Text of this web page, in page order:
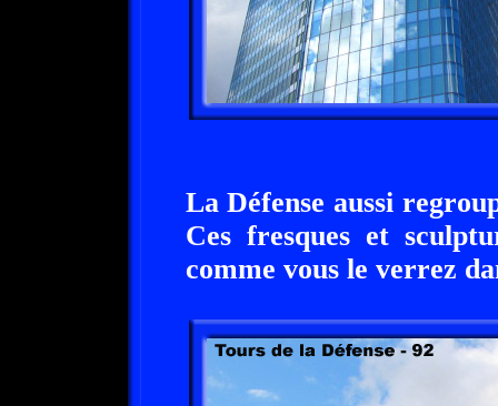
La Défense aussi
Ces fresques et
comme vous le verrez